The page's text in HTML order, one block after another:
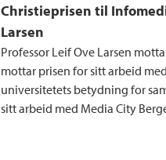
Christieprisen til
Larsen
Professor Leif Ove Larsen
mottar prisen for sitt arbeid
universitetets betydning for
sitt arbeid med Media City